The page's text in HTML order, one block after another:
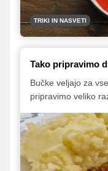
TRIKI IN NASVETI
Tako pripravimo
Bučke veljajo za
pripravimo veliko
sladica. Med
ki so jih naše
ki se na njivi gojijo
kot samostojna jed